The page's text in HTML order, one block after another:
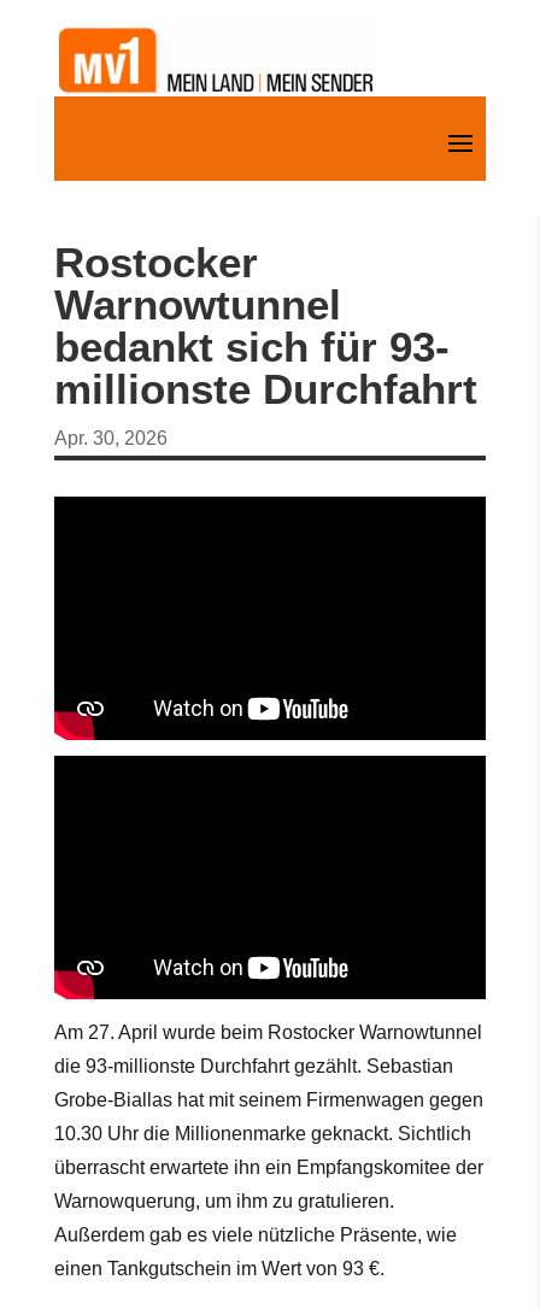
Rostocker
Warnowtunnel
bedankt sich für 93-
millionste Durchfahrt
Apr. 30, 2026
Am 27. April wurde beim Rostocker Warnowtunnel
die 93-millionste Durchfahrt gezählt. Sebastian
Grobe-Biallas hat mit seinem Firmenwagen gegen
10.30 Uhr die Millionenmarke geknackt. Sichtlich
überrascht erwartete ihn ein Empfangskomitee der
Warnowquerung, um ihm zu gratulieren.
Außerdem gab es viele nützliche Präsente, wie
einen Tankgutschein im Wert von 93 €.